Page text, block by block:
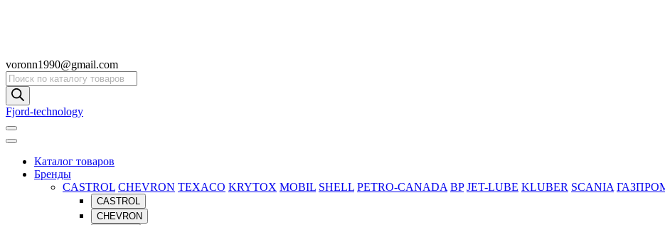
voronn1990@gmail.com
Поиск
товаров
Fjord-technology
Каталог товаров
Бренды
CASTROL CHEVRON TEXACO KRYTOX MOBIL SHELL PETRO-CANADA BP JET-LUBE KLUBER SCANIA
CASTROL
CHEVRON